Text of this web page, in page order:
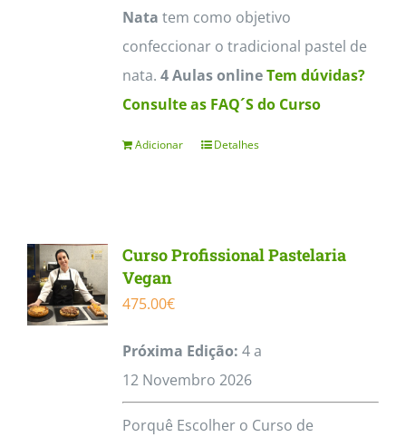
Nata tem como objetivo
confeccionar o tradicional pastel de
nata. 4 Aulas onlineTem dúvidas?
Consulte as FAQ´S do Curso
Adicionar Detalhes
Curso Profissional Pastelaria
Vegan
475.00€
Próxima Edição: 4 a
12 Novembro 2026
Porquê Escolher o Curso de